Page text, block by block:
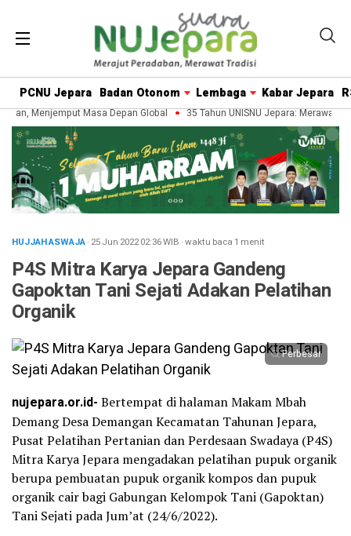
PCNU Jepara Badan Otonom Lembaga Kabar Jepara
Menjemput Masa Depan Global 35 Tahun UNISNU Jepara: Merawat
HUJJAH ASWAJA· 25 Jun 202202:36WIB ·waktu baca 1 menit
P4S Mitra Karya Jepara Gandeng
Gapoktan Tani Sejati Adakan Pelatihan
Organik
Perbesar
nujepara.or.id- Bertempat di halaman Makam Mbah
Demang Desa Demangan Kecamatan Tahunan Jepara,
Pusat Pelatihan Pertanian dan Perdesaan Swadaya (P4S)
Mitra Karya Jepara mengadakan pelatihan pupuk organik
berupa pembuatan pupuk organik kompos dan pupuk
organik cair bagi Gabungan Kelompok Tani (Gapoktan)
Tani Sejati pada Jum’at (24/6/2022).